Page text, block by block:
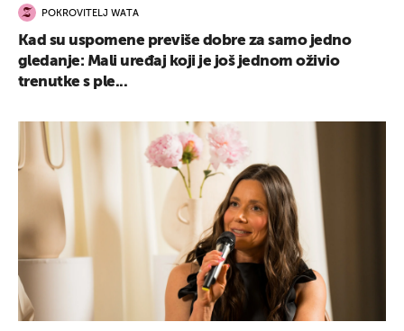
POKROVITELJ WATA
Kad su uspomene previše dobre za samo jedno
gledanje: Mali uređaj koji je još jednom oživio
trenutke s ple...